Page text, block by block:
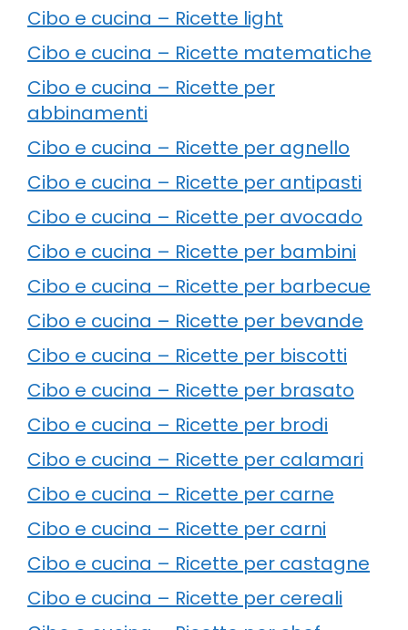
Cibo e cucina – Ricette light
Cibo e cucina – Ricette matematiche
Cibo e cucina – Ricette per
abbinamenti
Cibo e cucina – Ricette per agnello
Cibo e cucina – Ricette per antipasti
Cibo e cucina – Ricette per avocado
Cibo e cucina – Ricette per bambini
Cibo e cucina – Ricette per barbecue
Cibo e cucina – Ricette per bevande
Cibo e cucina – Ricette per biscotti
Cibo e cucina – Ricette per brasato
Cibo e cucina – Ricette per brodi
Cibo e cucina – Ricette per calamari
Cibo e cucina – Ricette per carne
Cibo e cucina – Ricette per carni
Cibo e cucina – Ricette per castagne
Cibo e cucina – Ricette per cereali